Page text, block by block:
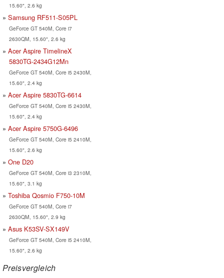
15.60", 2.6 kg
Samsung RF511-S05PL
GeForce GT 540M, Core i7
2630QM, 15.60", 2.6 kg
Acer Aspire TimelineX
5830TG-2434G12Mn
GeForce GT 540M, Core i5 2430M,
15.60", 2.4 kg
Acer Aspire 5830TG-6614
GeForce GT 540M, Core i5 2430M,
15.60", 2.4 kg
Acer Aspire 5750G-6496
GeForce GT 540M, Core i5 2410M,
15.60", 2.6 kg
One D20
GeForce GT 540M, Core i3 2310M,
15.60", 3.1 kg
Toshiba Qosmio F750-10M
GeForce GT 540M, Core i7
2630QM, 15.60", 2.9 kg
Asus K53SV-SX149V
GeForce GT 540M, Core i5 2410M,
15.60", 2.6 kg
Preisvergleich